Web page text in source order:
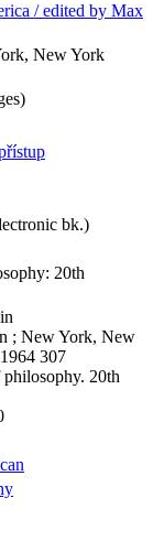
/ edited by Max
New York
bk.)
20th
; New York, New
307
20th